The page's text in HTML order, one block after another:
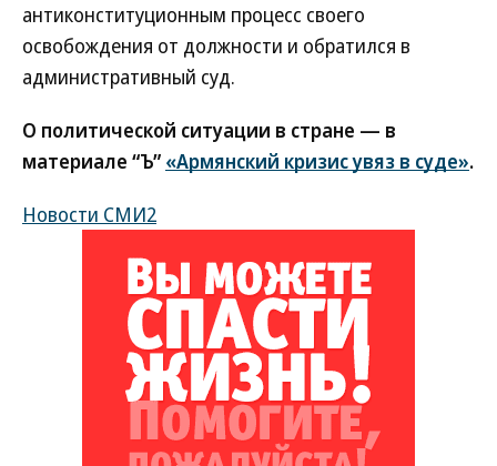
антиконституционным процесс своего
освобождения от должности и обратился в
административный суд.
О политической ситуации в стране — в
материале “Ъ” «Армянский кризис увяз в суде».
Новости СМИ2